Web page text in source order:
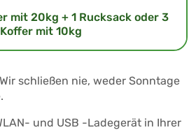
mit 20kg + 1 Rucksack oder 3
Koffer mit 10kg
schließen nie, weder Sonntage
und USB -Ladegerät in Ihrer